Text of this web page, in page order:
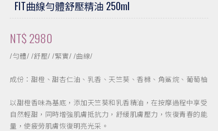
FIT曲線勻體舒壓精油 250ml
NT$ 2980
/勻體/ /舒壓/ /緊實/ /曲線/
成份：甜橙、甜杏仁油、乳香、天竺葵、香櫞、角鯊烷、葡萄柚
以甜橙香味為基底，添加天竺葵和乳香精油，在按摩過程中享受
自然輕甜，同時增強肌膚抵抗力，舒緩肌膚壓力，恢復青春的能
量，使疲勞肌膚恢復明亮光采。